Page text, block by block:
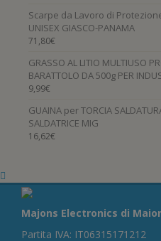
Scarpe da Lavoro di
UNISEX GIASCO-PANAMA
71,80€
GRASSO AL LITIO MULTIUSO
BARATTOLO DA 500g PER
9,99€
GUAINA per TORCIA
SALDATRICE MIG
16,62€
Majons Electronics di
Partita IVA: IT06315171212